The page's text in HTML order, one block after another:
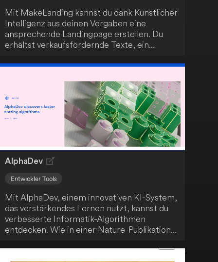
Mit MakeLanding kannst du dank Künstlicher
Intelligenz aus deinen Vorgaben eine
ansprechende Landingpage erstellen. Du
erhältst verkaufsfördernde Texte, ein
attraktive Vorlagen. Nutze diese Möglichkeit,
AlphaDev
Entwickler Tools
Mit AlphaDev, einem innovativen KI-System,
das verstärkendes Lernen nutzt, kannst du
verbesserte Informatik-Algorithmen
entdecken. Wie in einer Nature-Publikation
System erfolgreich einen schnelleren